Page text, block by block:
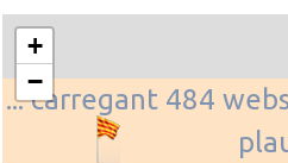
... carregant 484
+
−